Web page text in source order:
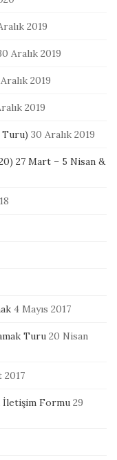
2019
Aralık 2019
2019
2019
Turu) 30 Aralık 2019
27 Mart – 5 Nisan &
4 Mayıs 2017
Turu 20 Nisan
2017
İletişim Formu 29